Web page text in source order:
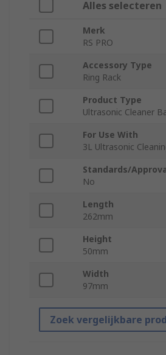
Alles selecteren
Merk
RS PRO
Accessory Type
Ring Rack
Product Type
Ultrasonic Cleaner
For Use With
3L Ultrasonic
Standards/
No
Length
262mm
Height
50mm
Width
97mm
Zoek vergelijkbare